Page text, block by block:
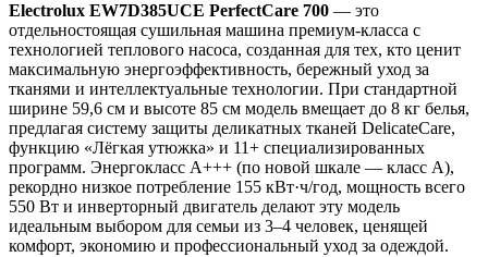
Electrolux EW7D385UCE PerfectCare 700 — это
отдельностоящая сушильная машина премиум-класса с
технологией теплового насоса, созданная для тех, кто ценит
максимальную энергоэффективность, бережный уход за
тканями и интеллектуальные технологии. При стандартной
ширине 59,6 см и высоте 85 см модель вмещает до 8 кг белья,
предлагая систему защиты деликатных тканей DelicateCare,
функцию «Лёгкая утюжка» и 11+ специализированных
программ. Энергокласс A+++ (по новой шкале — класс A),
рекордно низкое потребление 155 кВт·ч/год, мощность всего
550 Вт и инверторный двигатель делают эту модель
идеальным выбором для семьи из 3–4 человек, ценящей
комфорт, экономию и профессиональный уход за одеждой.